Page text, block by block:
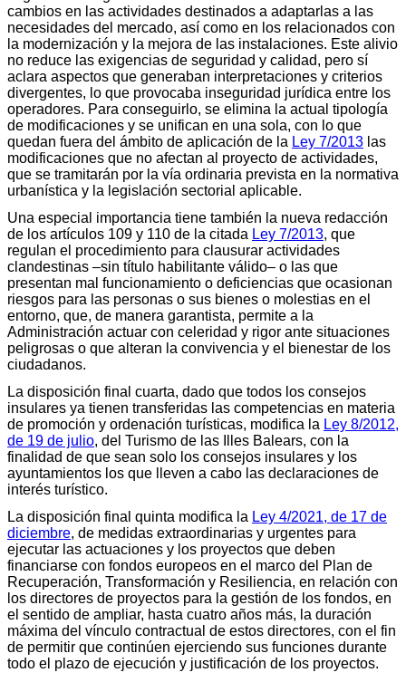
cambios en las actividades destinados a adaptarlas a las
necesidades del mercado, así como en los relacionados con
la modernización y la mejora de las instalaciones. Este alivio
no reduce las exigencias de seguridad y calidad, pero sí
aclara aspectos que generaban interpretaciones y criterios
divergentes, lo que provocaba inseguridad jurídica entre los
operadores. Para conseguirlo, se elimina la actual tipología
de modificaciones y se unifican en una sola, con lo que
quedan fuera del ámbito de aplicación de la Ley 7/2013 las
modificaciones que no afectan al proyecto de actividades,
que se tramitarán por la vía ordinaria prevista en la normativa
urbanística y la legislación sectorial aplicable.
Una especial importancia tiene también la nueva redacción
de los artículos 109 y 110 de la citada Ley 7/2013, que
regulan el procedimiento para clausurar actividades
clandestinas –sin título habilitante válido– o las que
presentan mal funcionamiento o deficiencias que ocasionan
riesgos para las personas o sus bienes o molestias en el
entorno, que, de manera garantista, permite a la
Administración actuar con celeridad y rigor ante situaciones
peligrosas o que alteran la convivencia y el bienestar de los
ciudadanos.
La disposición final cuarta, dado que todos los consejos
insulares ya tienen transferidas las competencias en materia
de promoción y ordenación turísticas, modifica la Ley 8/2012,
de 19 de julio, del Turismo de las Illes Balears, con la
finalidad de que sean solo los consejos insulares y los
ayuntamientos los que lleven a cabo las declaraciones de
interés turístico.
La disposición final quinta modifica la Ley 4/2021, de 17 de
diciembre, de medidas extraordinarias y urgentes para
ejecutar las actuaciones y los proyectos que deben
financiarse con fondos europeos en el marco del Plan de
Recuperación, Transformación y Resiliencia, en relación con
los directores de proyectos para la gestión de los fondos, en
el sentido de ampliar, hasta cuatro años más, la duración
máxima del vínculo contractual de estos directores, con el fin
de permitir que continúen ejerciendo sus funciones durante
todo el plazo de ejecución y justificación de los proyectos.